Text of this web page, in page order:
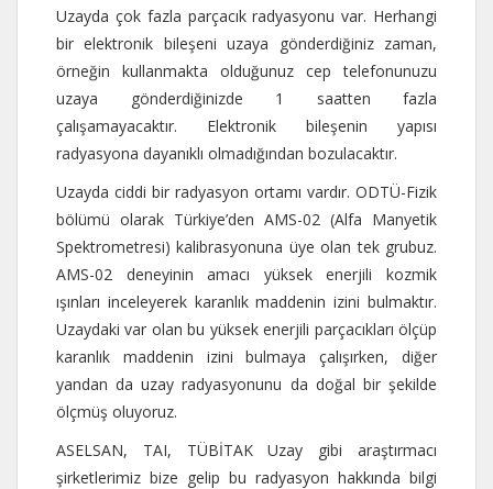
Uzayda çok fazla parçacık radyasyonu var. Herhangi
bir elektronik bileşeni uzaya gönderdiğiniz zaman,
örneğin kullanmakta olduğunuz cep telefonunuzu
uzaya gönderdiğinizde 1 saatten fazla
çalışamayacaktır. Elektronik bileşenin yapısı
radyasyona dayanıklı olmadığından bozulacaktır.
Uzayda ciddi bir radyasyon ortamı vardır. ODTÜ-Fizik
bölümü olarak Türkiye’den AMS-02 (Alfa Manyetik
Spektrometresi) kalibrasyonuna üye olan tek grubuz.
AMS-02 deneyinin amacı yüksek enerjili kozmik
ışınları inceleyerek karanlık maddenin izini bulmaktır.
Uzaydaki var olan bu yüksek enerjili parçacıkları ölçüp
karanlık maddenin izini bulmaya çalışırken, diğer
yandan da uzay radyasyonunu da doğal bir şekilde
ölçmüş oluyoruz.
ASELSAN, TAI, TÜBİTAK Uzay gibi araştırmacı
şirketlerimiz bize gelip bu radyasyon hakkında bilgi